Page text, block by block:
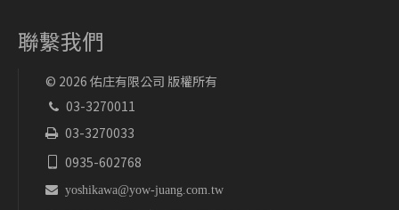
聯繫我們
© 2026 佑庄有限公司 版權所有
 03-3270011
 03-3270033
0935-602768
 yoshikawa@yow-juang.com.tw